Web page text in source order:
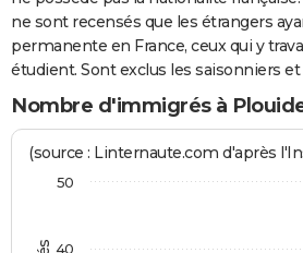
ne sont recensés que les étrangers
permanente en France, ceux qui y
étudient. Sont exclus les saisonniers
Nombre d'immigrés à
(source : Linternaute.com d'après
40
50